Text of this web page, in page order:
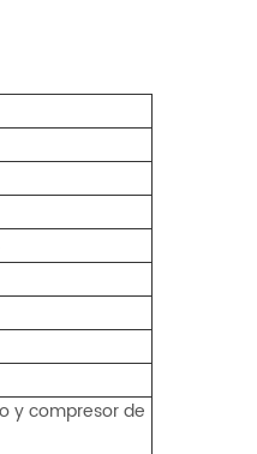
y compresor de